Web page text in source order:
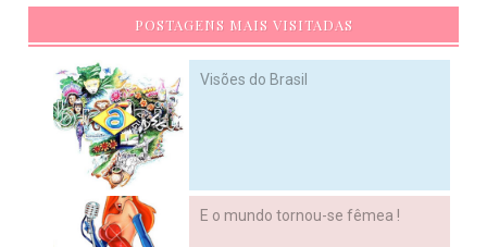
POSTAGENS MAIS VISITADAS
Visões do Brasil
E o mundo tornou-se fêmea !